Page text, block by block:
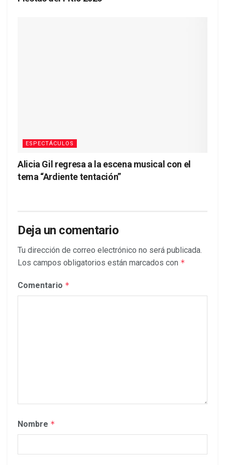
ESPECTÁCULOS
Alicia Gil regresa a la escena musical con el
tema “Ardiente tentación”
Deja un comentario
Tu dirección de correo electrónico no será publicada.
Los campos obligatorios están marcados con *
Comentario *
Nombre *